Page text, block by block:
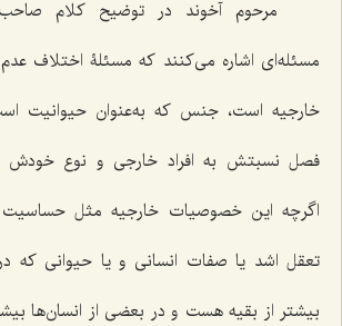
مرحوم آخوند در توضیح کلام
مسئله‌اى اشاره مى‌کنند که مسئلۀ اختلاف
خارجیه است، جنس که به‌عنوان حیوانیت
فصل نسبتش به افراد خارجى و نوع خودش
اگرچه این خصوصیات خارجیه مثل
تعقل اشد یا صفات انسانى و یا حیوانى که
بیشتر از بقیه هست و در بعضى از انسان‌ها